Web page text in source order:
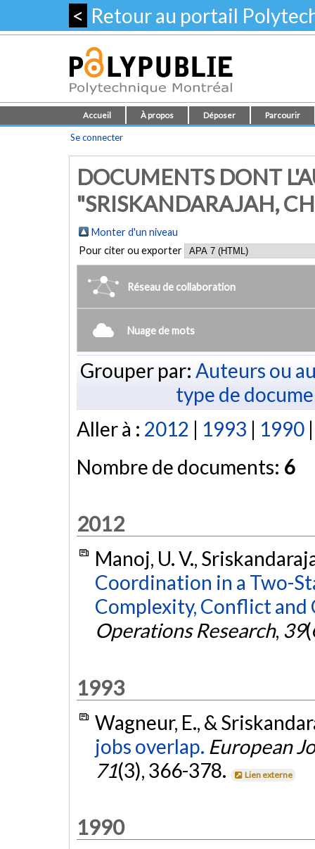
< Retour au portail
Accueil À propos Déposer Parcourir
Se connecter
DOCUMENTS DONT
"SRISKANDARAJAH,
Monter d'un niveau
Pour citer ou exporter
Réseau de collaboration
Nuage de mots
Grouper par: Auteurs ou
type de
Aller à : 2012 | 1993 | 1990
Nombre de documents: 6
2012
Manoj, U. V.,
Coordination in a Two-
Complexity, Conflict and
Operations Research, 39
1993
Wagneur, E., &
jobs overlap. European
71(3), 366-378. Lien externe
1990